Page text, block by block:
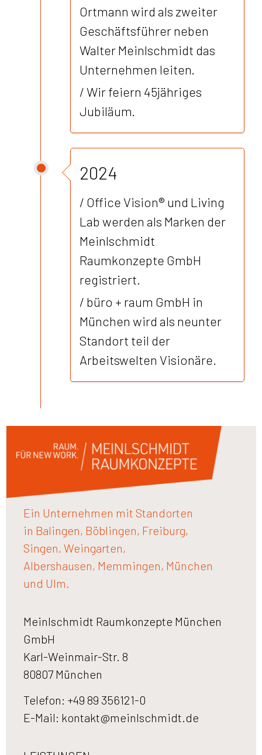
Ortmann wird als zweiter
Geschäftsführer neben
Walter Meinlschmidt das
Unternehmen leiten.
/ Wir feiern 45jähriges
Jubiläum.
2024
/ Office Vision® und Living
Lab werden als Marken der
Meinlschmidt
Raumkonzepte GmbH
registriert.
/ büro + raum GmbH in
München wird als neunter
Standort teil der
Arbeitswelten Visionäre.
Ein Unternehmen mit Standorten
in Balingen, Böblingen, Freiburg,
Singen, Weingarten,
Albershausen, Memmingen, München
und Ulm.
Meinlschmidt Raumkonzepte München
GmbH
Karl-Weinmair-Str. 8
80807 München
Telefon: +49 89 356121-0
E-Mail: kontakt@meinlschmidt.de